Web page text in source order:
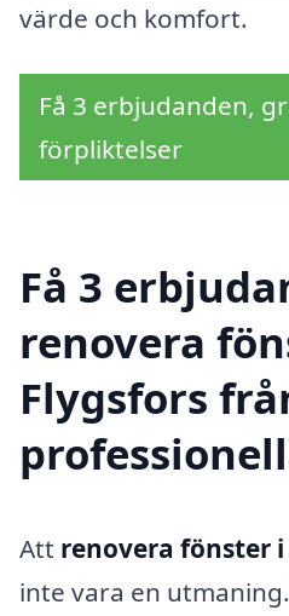
värde och komfort.
Få 3 erbjudanden,
förpliktelser
Få 3
renovera
Flygsfors
Att renovera fönster i
inte vara en